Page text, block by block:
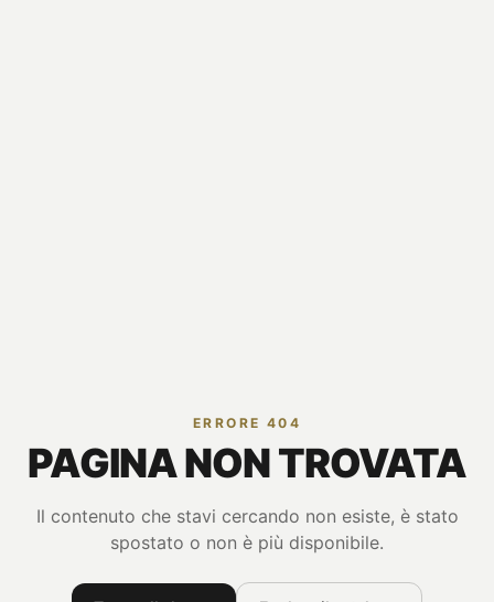
ERRORE 404
PAGINA NON TROVATA
Il contenuto che stavi cercando non esiste, è stato
spostato o non è più disponibile.